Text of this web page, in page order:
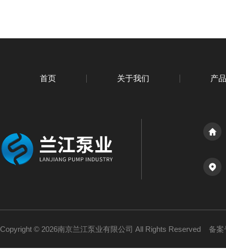
首页 关于我们 产
Copyright © 2026南京兰江泵业有限公司 All Rights Reserved 备案